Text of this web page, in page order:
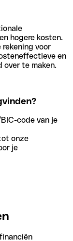
hogere kosten.
voor
en
over te maken.
code van je
onze
je